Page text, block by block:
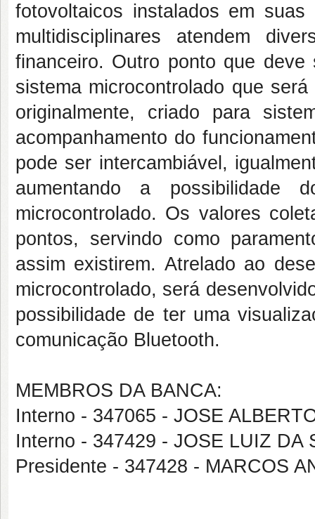
fotovoltaicos instalados em
multidisciplinares atendem
financeiro. Outro ponto que
sistema microcontrolado que
originalmente, criado para
acompanhamento do
pode ser intercambiável,
aumentando a possibilidade
microcontrolado. Os valores
pontos, servindo como
assim existirem. Atrelado ao
microcontrolado, será
possibilidade de ter uma
comunicação Bluetooth.
MEMBROS DA BANCA:
Interno - 347065 - JOSE
Interno - 347429 - JOSE LUIZ DA
Presidente - 347428 - MARCOS